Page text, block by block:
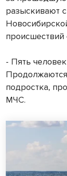
разыскивают
происшествий
- Пять
подростка,
МЧС.